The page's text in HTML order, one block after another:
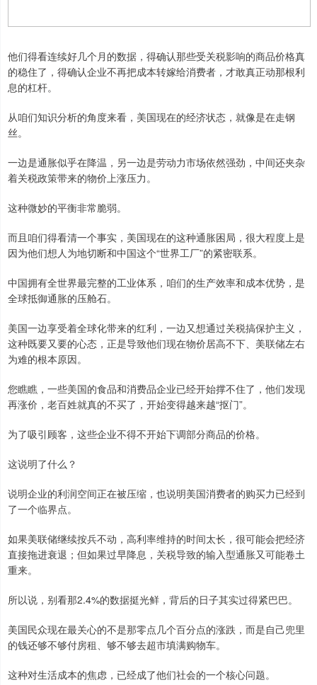
他们得看连续好几个月的数据，得确认那些受关税影响的商品价格真
的稳住了，得确认企业不再把成本转嫁给消费者，才敢真正动那根利
息的杠杆。
从咱们知识分析的角度来看，美国现在的经济状态，就像是在走钢
丝。
一边是通胀似乎在降温，另一边是劳动力市场依然强劲，中间还夹杂
着关税政策带来的物价上涨压力。
这种微妙的平衡非常脆弱。
而且咱们得看清一个事实，美国现在的这种通胀困局，很大程度上是
因为他们想人为地切断和中国这个“世界工厂”的紧密联系。
中国拥有全世界最完整的工业体系，咱们的生产效率和成本优势，是
全球抵御通胀的压舱石。
美国一边享受着全球化带来的红利，一边又想通过关税搞保护主义，
这种既要又要的心态，正是导致他们现在物价居高不下、美联储左右
为难的根本原因。
您瞧瞧，一些美国的食品和消费品企业已经开始撑不住了，他们发现
再涨价，老百姓就真的不买了，开始变得越来越“抠门”。
为了吸引顾客，这些企业不得不开始下调部分商品的价格。
这说明了什么？
说明企业的利润空间正在被压缩，也说明美国消费者的购买力已经到
了一个临界点。
如果美联储继续按兵不动，高利率维持的时间太长，很可能会把经济
直接拖进衰退；但如果过早降息，关税导致的输入型通胀又可能卷土
重来。
所以说，别看那2.4%的数据挺光鲜，背后的日子其实过得紧巴巴。
美国民众现在最关心的不是那零点几个百分点的涨跌，而是自己兜里
的钱还够不够付房租、够不够去超市填满购物车。
这种对生活成本的焦虑，已经成了他们社会的一个核心问题。